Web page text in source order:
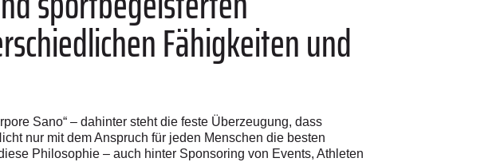
Fähigkeiten und
Sano“ – dahinter steht die feste Überzeugung, dass
nur mit dem Anspruch für jeden Menschen die besten
Philosophie – auch hinter Sponsoring von Events, Athleten